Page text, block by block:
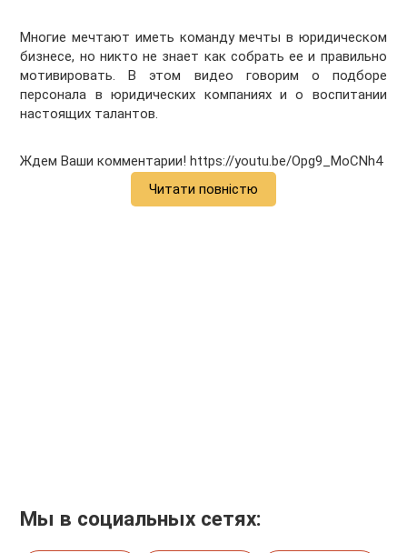
Многие мечтают иметь команду мечты в юридическом
бизнесе, но никто не знает как собрать ее и правильно
мотивировать. В этом видео говорим о подборе
персонала в юридических компаниях и о воспитании
настоящих талантов.
Ждем Ваши комментарии! https://youtu.be/Opg9_MoCNh4
Читати повністю
Мы в социальных сетях: